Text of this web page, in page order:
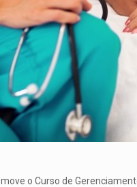
o Curso de